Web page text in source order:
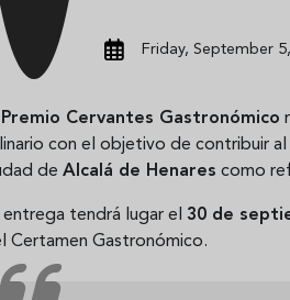
Friday, September
Premio Cervantes Gastronómico
con el objetivo de contribuir
de Alcalá de Henares como
entrega tendrá lugar el 30 de
Certamen Gastronómico.